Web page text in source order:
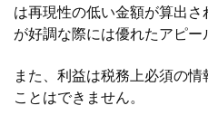
は再現性の低い金額が算出
が好調な際には優れたアピー
また、利益は税務上必須の
ことはできません。